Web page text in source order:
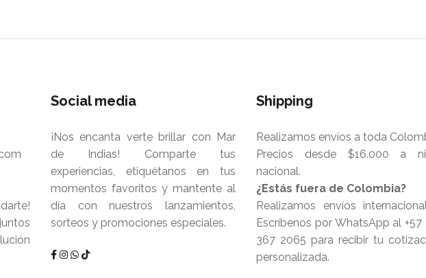
Social media
¡Nos encanta verte brillar con Mar
de Indias! Comparte tus
experiencias, etiquétanos en tus
momentos favoritos y mantente al
día con nuestros lanzamientos,
sorteos y promociones especiales.
Shipping
Realizamos envíos a toda
Precios desde $16.000 a
nacional.
¿Estás fuera de Colombia?
Realizamos envíos
Escríbenos por WhatsApp al +57
367 2065 para recibir tu
personalizada.